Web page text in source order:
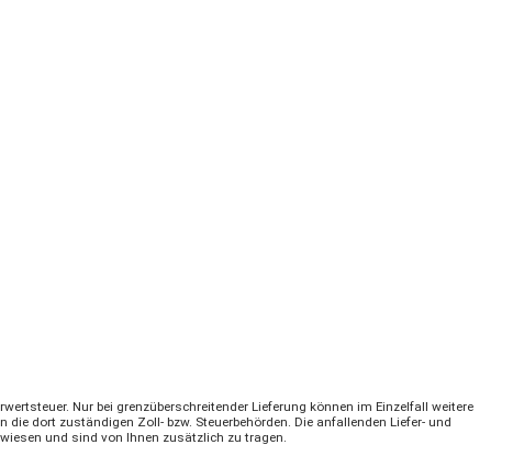
Nur bei grenzüberschreitender Lieferung können im Einzelfall weitere
dort zuständigen Zoll- bzw. Steuerbehörden. Die anfallenden Liefer- und
und sind von Ihnen zusätzlich zu tragen.